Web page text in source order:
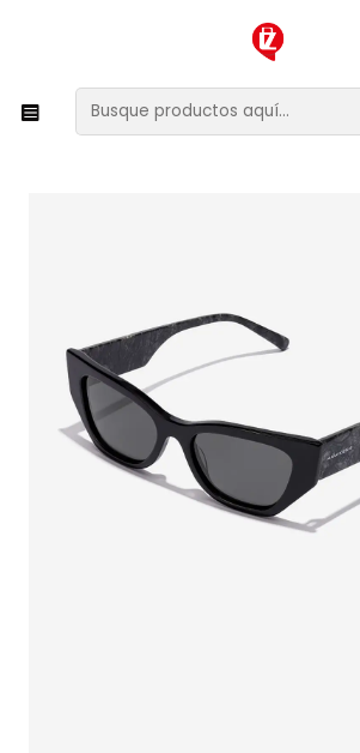
XMAS SALE ¡Compra antes de que
Lentes y Accesorios Lentes
Lentes de Sol Polarizado
HMHA22BBXP